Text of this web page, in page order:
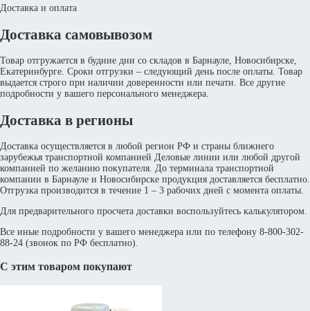
Доставка и оплата
Доставка самовывозом
Товар отгружается в будние дни со складов в Барнауле, Новосибирске,
Екатеринбурге. Сроки отгрузки – следующий день после оплаты. Товар
выдается строго при наличии доверенности или печати. Все другие
подробности у вашего персонального менеджера.
Доставка в регионы
Доставка осуществляется в любой регион РФ и страны ближнего
зарубежья транспортной компанией Деловые линии или любой другой
компанией по желанию покупателя. До терминала транспортной
компании в Барнауле и Новосибирске продукция доставляется бесплатно.
Отгрузка производится в течение 1 – 3 рабочих дней с момента оплаты.
Для предварительного просчета доставки воспользуйтесь калькулятором.
Все иные подробности у вашего менеджера или по телефону 8-800-302-
88-24 (звонок по РФ бесплатно).
С этим товаром покупают